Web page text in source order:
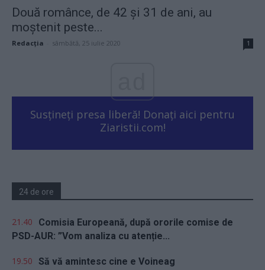
Două românce, de 42 și 31 de ani, au
moștenit peste...
Redacţia sâmbătă, 25 iulie 2020 1
Susțineți presa liberă! Donați aici pentru
Ziaristii.com!
24 de ore
21.40
Comisia Europeană, după ororile comise de
PSD-AUR: ”Vom analiza cu atenție...
19.50 Să vă amintesc cine e Voineag